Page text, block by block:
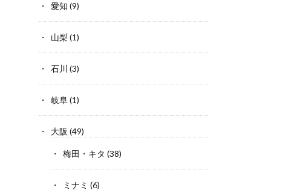
愛知 (9)
山梨 (1)
石川 (3)
岐阜(1)
大阪 (49)
梅田・キタ (38)
ミナミ (6)